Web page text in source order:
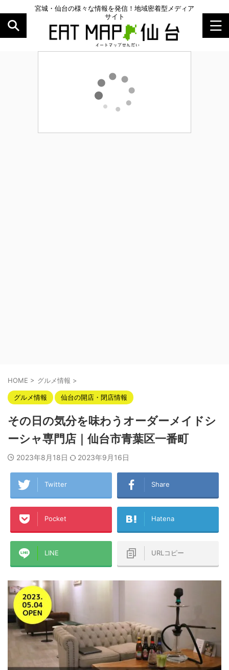
宮城・仙台の様々な情報を発信！地域密着型メディア
サイト
HOME > グルメ情報 >
グルメ情報 仙台の開店・閉店情報
その日の気分を味わうオーダーメイドシ
ーシャ専門店｜仙台市青葉区一番町
2023年8月18日 2023年9月16日
Twitter Share
Pocket Hatena
LINE URLコピー